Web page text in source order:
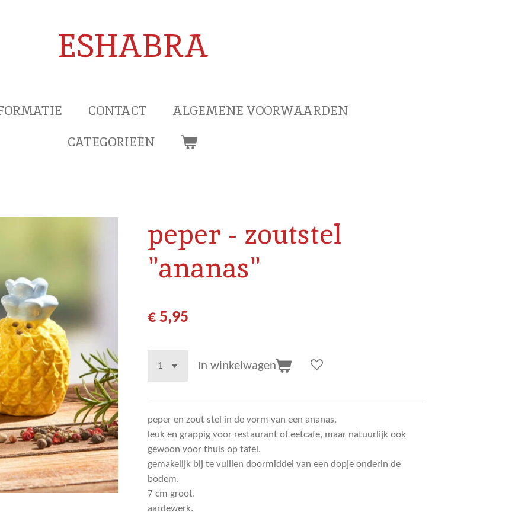
ESHABRA
CONTACT
ALGEMENE VOORWAARDEN
CATEGORIEËN
peper - zoutstel
"ananas"
€ 5,95
In winkelwagen
peper en zout stel in de vorm van een ananas.
leuk en grappig voor restaurant of eetcafe, maar natuurlijk ook
gewoon voor thuis op tafel.
gemakelijk bij te vulllen doormiddel van een dopje onderin de
bodem.
7 cm groot.
aardewerk.